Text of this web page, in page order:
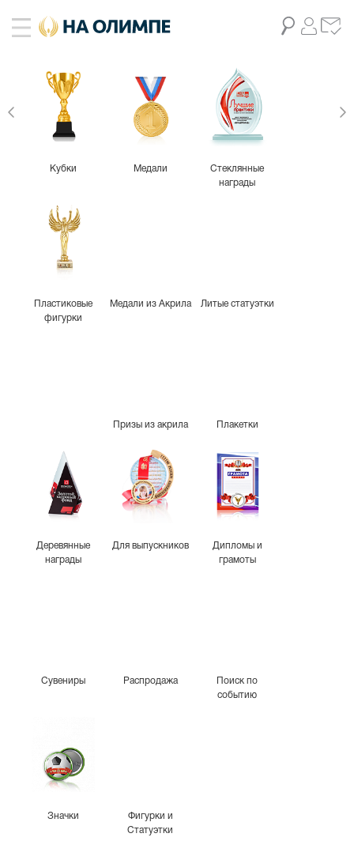
Кубки Медали
Стеклянные
награды
Пластиковые
фигурки
Медали из Акрила Литые статуэтки
Призы из акрила Плакетки
Деревянные
награды
Для выпускников
Дипломы и
грамоты
Сувениры Распродажа
Поиск по
событию
Значки
Фигурки и
Статуэтки